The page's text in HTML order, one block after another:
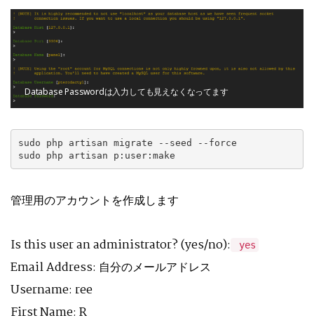
Database Passwordは入力しても見えなくなってます
sudo php artisan migrate --seed --force
sudo php artisan p:user:make
管理用のアカウントを作成します
Is this user an administrator? (yes/no): yes
Email Address: 自分のメールアドレス
Username: ree
First Name: R